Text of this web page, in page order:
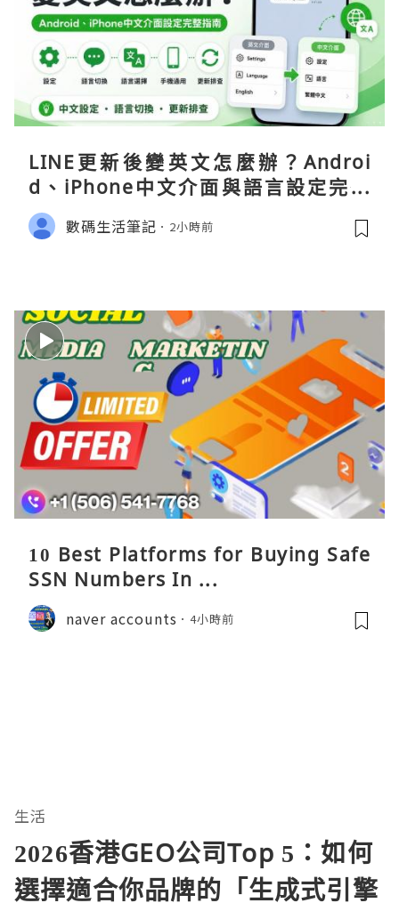
LINE更新後變英文怎麼辦？Androi
d、iPhone中文介面與語言設定完整
指南
數碼生活筆記 2小時前
10 Best Platforms for Buying Safe
SSN Numbers In ...
naver accounts 4小時前
生活
2026香港GEO公司Top 5：如何
選擇適合你品牌的「生成式引擎